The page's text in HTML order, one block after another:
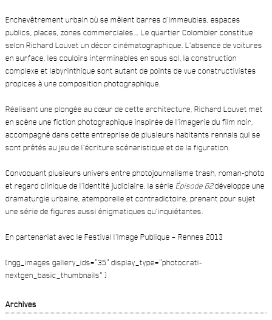
Enchevêtrement urbain où se mêlent barres d’immeubles, espaces
publics, places, zones commerciales… Le quartier Colombier constitue
selon Richard Louvet un décor cinématographique. L’absence de voitures
en surface, les couloirs interminables en sous sol, la construction
complexe et labyrinthique sont autant de points de vue constructivistes
propices à une composition photographique.
Réalisant une plongée au cœur de cette architecture, Richard Louvet met
en scène une fiction photographique inspirée de l’imagerie du film noir,
accompagné dans cette entreprise de plusieurs habitants rennais qui se
sont prêtés au jeu de l’écriture scénaristique et de la figuration.
Convoquant plusieurs univers entre photojournalisme trash, roman-photo
et regard clinique de l’identité judiciaire, la série Épisode 62développe une
dramaturgie urbaine, atemporelle et contradictoire, prenant pour sujet
une série de figures aussi énigmatiques qu’inquiétantes.
En partenariat avec le Festival l’Image Publique – Rennes 2013
[ngg_images gallery_ids="35" display_type="photocrati-
nextgen_basic_thumbnails" ]
Archives